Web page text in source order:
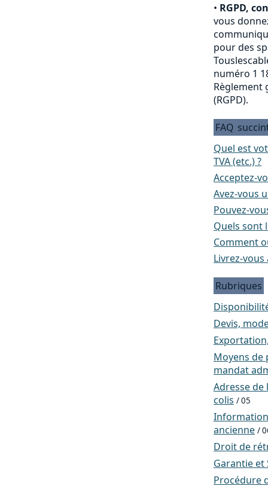
• RGPD,
vous
pour des
numéro 1
Règlement
(RGPD).
FAQ
Quel est
TVA (etc.) ?
Acceptez-
Avez-vous
Pouvez-
Quels sont
Comment
Livrez-vous
Rubriques
Devis,
Moyens de
mandat
Adresse
colis / 05
ancienne /
Droit de
Garantie et
Procédure